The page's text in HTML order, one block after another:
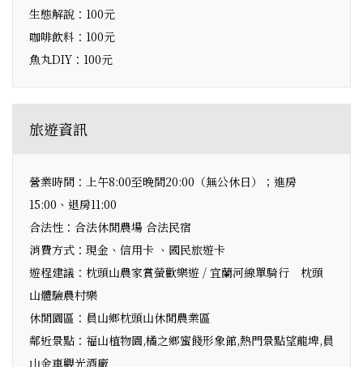
生態解說：100元
咖啡飲料：100元
魚丸DIY：100元
旅遊資訊
營業時間：上午8:00至晚間20:00（無公休日）；進房
15:00、退房11:00
合法性：合法休閒農場 合法民宿
消費方式：現金、信用卡 、國民旅遊卡
遊程建議：枕頭山農家賞螢歡樂遊 / 宜蘭河線單騎行 枕頭
山體驗農村樂
休閒園區：員山鄉枕頭山休閒農業區
鄰近景點：福山植物園,橘之鄉蜜餞形象館,熱門景點望龍埤,員
山金車觀光酒廠